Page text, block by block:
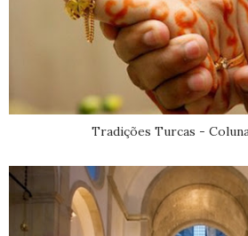
Tradições Turcas -